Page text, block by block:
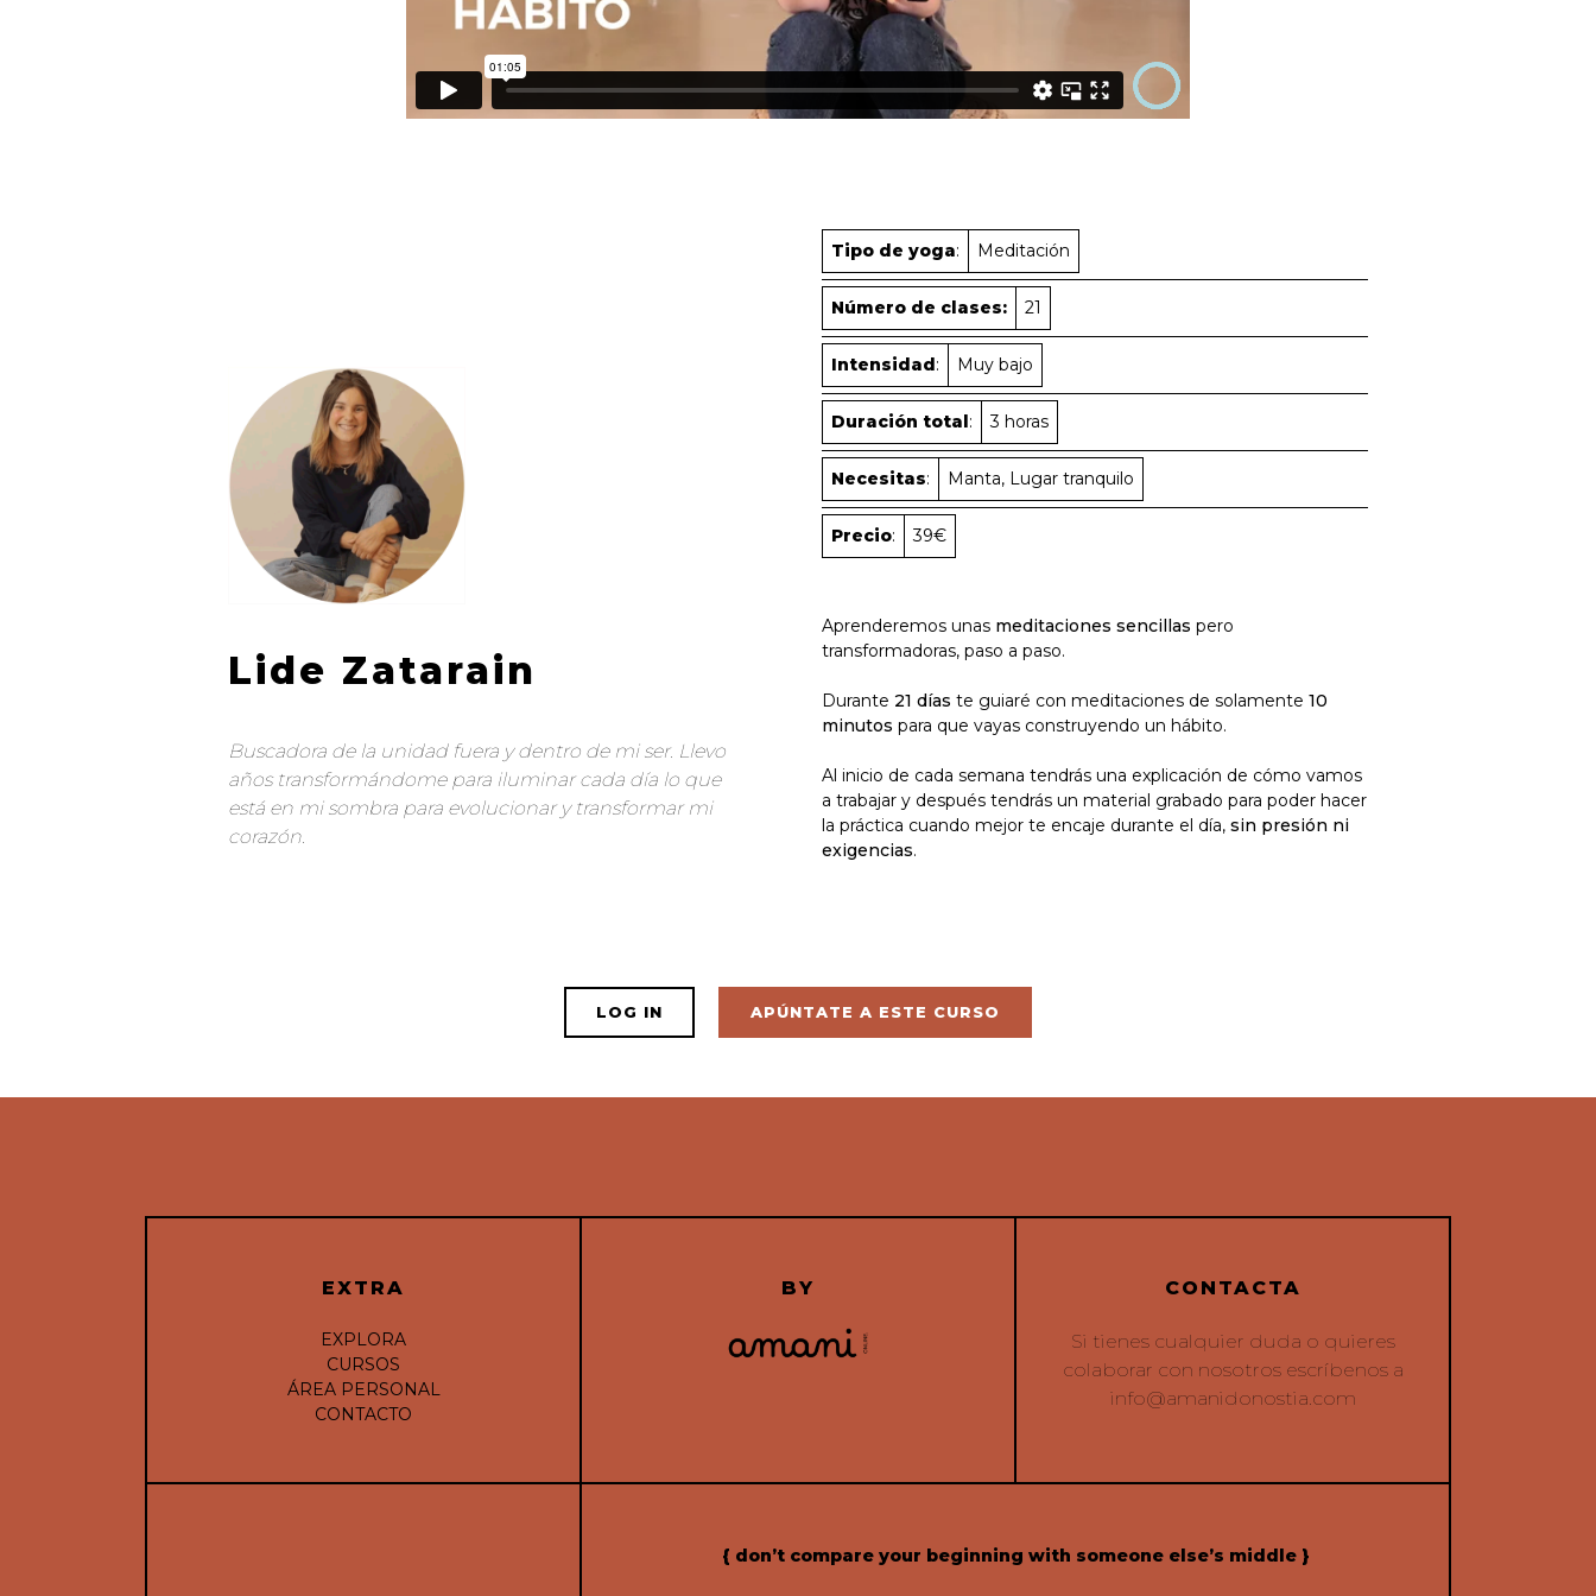
Lide Zatarain
Buscadora de la unidad fuera y dentro de mi ser. Llevo
años transformándome para iluminar cada día lo que
está en mi sombra para evolucionar y transformar mi
corazón.
Tipo de yoga: Meditación
Número de clases: 21
Intensidad: Muy bajo
Duración total: 3 horas
Necesitas: Manta, Lugar tranquilo
Precio: 39€
Aprenderemos unas meditaciones sencillas pero
transformadoras, paso a paso.
Durante 21 días te guiaré con meditaciones de solamente 10
minutos para que vayas construyendo un hábito.
Al inicio de cada semana tendrás una explicación de cómo vamos
a trabajar y después tendrás un material grabado para poder hacer
la práctica cuando mejor te encaje durante el día, sin presión ni
exigencias.
LOG IN APÚNTATE A ESTE CURSO
EXTRA
EXPLORA
CURSOS
ÁREA PERSONAL
CONTACTO
BY CONTACTA
Si tienes cualquier duda o quieres
colaborar con nosotros escríbenos a
info@amanidonostia.com
{ don’t compare your beginning with someone else’s middle }